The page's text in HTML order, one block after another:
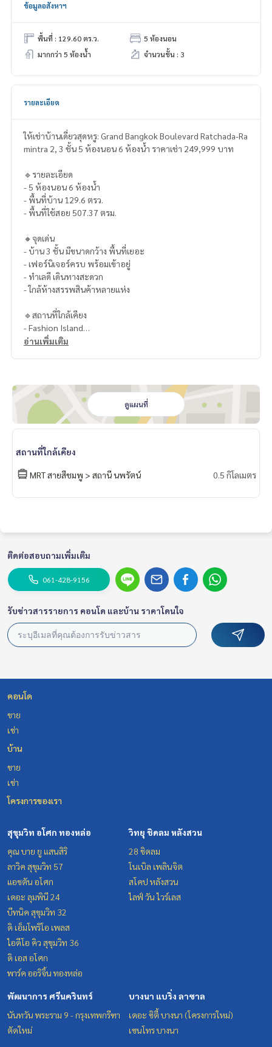
ข้อมูลอสังหาฯ
พื้นที่ : 129.60 ตร.ว.
5 ห้องนอน
มากกว่า 5 ห้องน้ำ
จำนวนชั้น : 3
รายละเอียด
ให้เช่าบ้านเดี่ยวสุดหรู: Grand Bangkok Boulevard Ratchada-Ra
mintra 2, 3 ชั้น 5 ห้องนอน 6 ห้องน้ำ ราคาเช่า 249,999 บาท
🔹รายละเอียด
- 5 ห้องนอน 6 ห้องน้ำ
- พื้นที่บ้าน 129.6 ตรว.
- พื้นที่ใช้สอย 507.37 ตรม.
🔸จุดเด่น
- บ้าน 3 ชั้น มีขนาดกว้าง พื้นที่เยอะ
- เฟอร์นิเจอร์ครบ พร้อมเข้าอยู่
- ทำเลดี เดินทางสะดวก
- ใกล้ห้างสรรพสินค้าหลายแห่ง
🔹สถานที่ใกล้เคียง
- Fashion Island
- HomePro Fashion Island
- Lotus Sukhapiban
- Paolo Memorial Nawamin Hospital
- Synphaet Hospital
- Bodindecha (Singha) School. Singhaseni)
- Singapore International of Bangkok
- Prep International Kindergarten
- Ladprao Bilingual School
- Niva American International School
มัดจำ 2 เดือน
Contact
Khun Chanya : Tel.
061-428-9156
Line ID: @mcre
My Celebrity Co., Ltd. Real Estate Agency, Service You Can T
rust.
kok #rentcondo #rentalproperty #rental #Luxurycondofo
อ่านเพิ่มเติม
ดูแผนที่
สถานที่ใกล้เคียง
MRT สายสีชมพู > สถานี นพรัตน์ 0.5 กิโลเมตร
ติดต่อสอบถามเพิ่มเติม
061-428-9156
รับข่าวสารรายการ คอนโด และบ้าน ราคาโดนใจ
คอนโด
ขาย
เช่า
บ้าน
ขาย
เช่า
โครงการของเรา
สุขุมวิท อโศก ทองหล่อ
คุณ บาย ยู แสนสิริ
ลาวิค สุขุมวิท 57
แอชตัน อโศก
เดอะ ลุมพินี 24
บีทนิค สุขุมวิท 32
ดิ เอ็มโพริโอ เพลส
ไอดีโอ คิว สุขุมวิท 36
ดิ เอส อโศก
พาร์ค ออริจิ้น ทองหล่อ
วิทยุ ชิดลม หลังสวน
28 ชิดลม
โนเบิล เพลินจิต
สโคป หลังสวน
ไลฟ์ วัน ไวร์เลส
พัฒนาการ ศรีนครินทร์
นันทวัน พระราม 9 - กรุงเทพกรีฑา
ตัดใหม่
บางนา แบริ่ง ลาซาล
เดอะ ซิตี้ บางนา (โครงการใหม่)
เซนโทร บางนา